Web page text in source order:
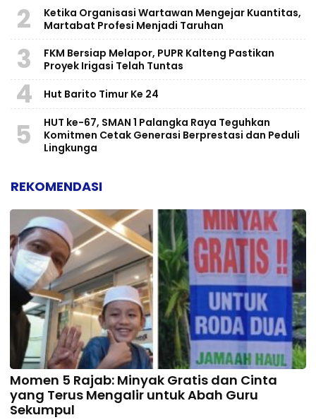
2
Ketika Organisasi Wartawan Mengejar Kuantitas,
Martabat Profesi Menjadi Taruhan
3
FKM Bersiap Melapor, PUPR Kalteng Pastikan
Proyek Irigasi Telah Tuntas
4 Hut Barito Timur Ke 24
5
HUT ke-67, SMAN 1 Palangka Raya Teguhkan
Komitmen Cetak Generasi Berprestasi dan Peduli
Lingkunga
REKOMENDASI
Momen 5 Rajab: Minyak Gratis dan Cinta
yang Terus Mengalir untuk Abah Guru
Sekumpul